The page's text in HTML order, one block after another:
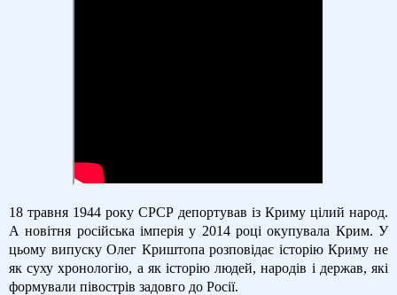
18 травня 1944 року СРСР депортував із Криму цілий народ.
А новітня російська імперія у 2014 році окупувала Крим. У
цьому випуску Олег Криштопа розповідає історію Криму не
як суху хронологію, а як історію людей, народів і держав, які
формували півострів задовго до Росії.